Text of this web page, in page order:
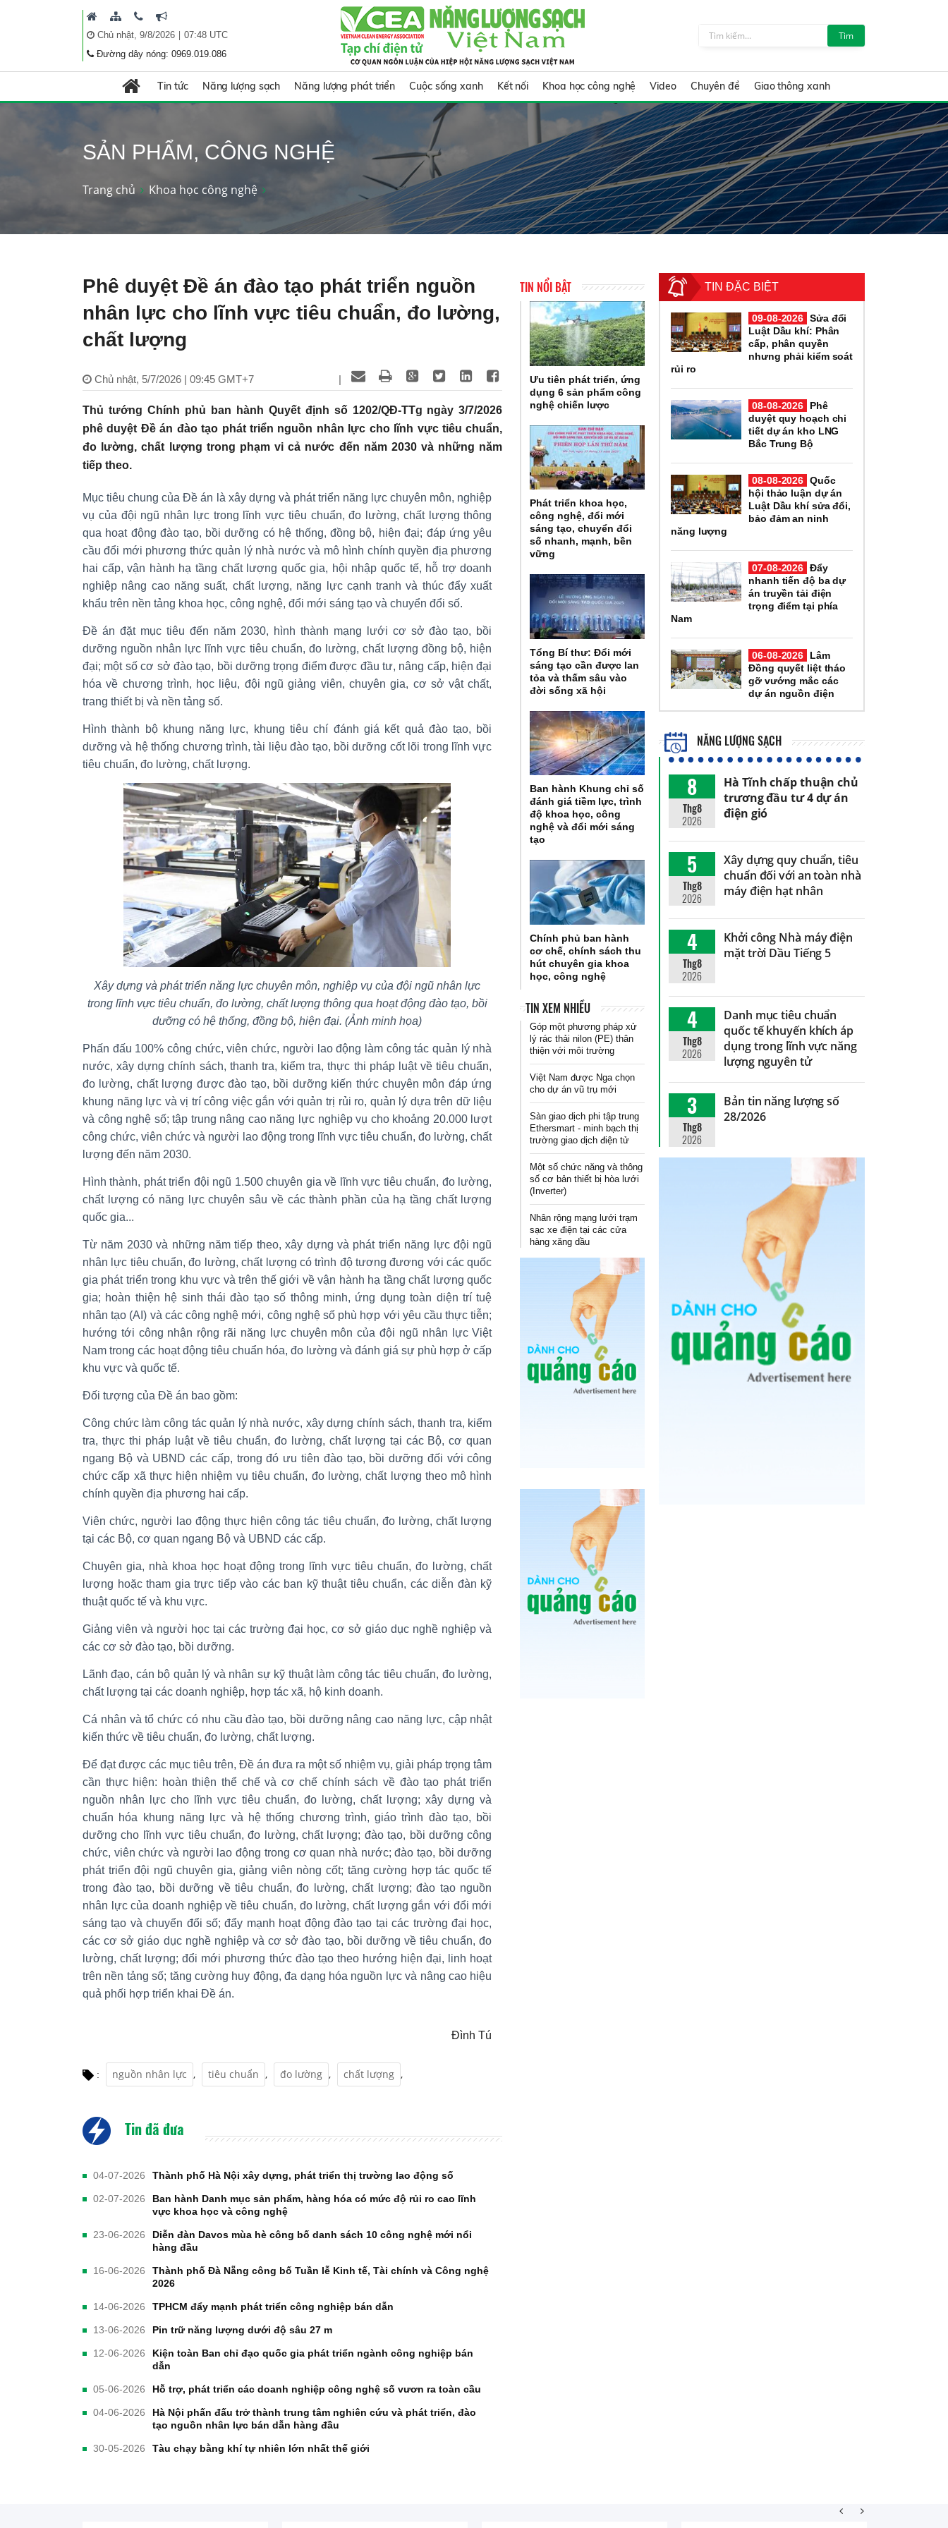
Chủ nhật, 9/8/2026| 07:48 UTC
Đường dây nóng: 0969.019.086
Tìm
Tin tức Năng lượng sạch Năng lượng phát triển Cuộc sống xanh Kết nối Khoa học công nghệ Video Chuyên đề Giao thông xanh
SẢN PHẨM, CÔNG NGHỆ
Trang chủ Khoa học công nghệ
Phê duyệt Đề án đào tạo phát triển nguồn
nhân lực cho lĩnh vực tiêu chuẩn, đo lường,
chất lượng
Chủ nhật, 5/7/2026 | 09:45 GMT+7 |
Thủ tướng Chính phủ ban hành Quyết định số 1202/QĐ-TTg ngày 3/7/2026
phê duyệt Đề án đào tạo phát triển nguồn nhân lực cho lĩnh vực tiêu chuẩn,
đo lường, chất lượng trong phạm vi cả nước đến năm 2030 và những năm
tiếp theo.
Mục tiêu chung của Đề án là xây dựng và phát triển năng lực chuyên môn, nghiệp
vụ của đội ngũ nhân lực trong lĩnh vực tiêu chuẩn, đo lường, chất lượng thông
qua hoạt động đào tạo, bồi dưỡng có hệ thống, đồng bộ, hiện đại; đáp ứng yêu
cầu đổi mới phương thức quản lý nhà nước và mô hình chính quyền địa phương
hai cấp, vận hành hạ tầng chất lượng quốc gia, hội nhập quốc tế, hỗ trợ doanh
nghiệp nâng cao năng suất, chất lượng, năng lực cạnh tranh và thúc đẩy xuất
khẩu trên nền tảng khoa học, công nghệ, đổi mới sáng tạo và chuyển đổi số.
Đề án đặt mục tiêu đến năm 2030, hình thành mạng lưới cơ sở đào tạo, bồi
dưỡng nguồn nhân lực lĩnh vực tiêu chuẩn, đo lường, chất lượng đồng bộ, hiện
đại; một số cơ sở đào tạo, bồi dưỡng trọng điểm được đầu tư, nâng cấp, hiện đại
hóa về chương trình, học liệu, đội ngũ giảng viên, chuyên gia, cơ sở vật chất,
trang thiết bị và nền tảng số.
Hình thành bộ khung năng lực, khung tiêu chí đánh giá kết quả đào tạo, bồi
dưỡng và hệ thống chương trình, tài liệu đào tạo, bồi dưỡng cốt lõi trong lĩnh vực
tiêu chuẩn, đo lường, chất lượng.
Xây dựng và phát triển năng lực chuyên môn, nghiệp vụ của đội ngũ nhân lực
trong lĩnh vực tiêu chuẩn, đo lường, chất lượng thông qua hoạt động đào tạo, bồi
dưỡng có hệ thống, đồng bộ, hiện đại. (Ảnh minh họa)
Phấn đấu 100% công chức, viên chức, người lao động làm công tác quản lý nhà
nước, xây dựng chính sách, thanh tra, kiểm tra, thực thi pháp luật về tiêu chuẩn,
đo lường, chất lượng được đào tạo, bồi dưỡng kiến thức chuyên môn đáp ứng
khung năng lực và vị trí công việc gắn với quản trị rủi ro, quản lý dựa trên dữ liệu
và công nghệ số; tập trung nâng cao năng lực nghiệp vụ cho khoảng 20.000 lượt
công chức, viên chức và người lao động trong lĩnh vực tiêu chuẩn, đo lường, chất
lượng đến năm 2030.
Hình thành, phát triển đội ngũ 1.500 chuyên gia về lĩnh vực tiêu chuẩn, đo lường,
chất lượng có năng lực chuyên sâu về các thành phần của hạ tầng chất lượng
quốc gia...
Từ năm 2030 và những năm tiếp theo, xây dựng và phát triển năng lực đội ngũ
nhân lực tiêu chuẩn, đo lường, chất lượng có trình độ tương đương với các quốc
gia phát triển trong khu vực và trên thế giới về vận hành hạ tầng chất lượng quốc
gia; hoàn thiện hệ sinh thái đào tạo số thông minh, ứng dụng toàn diện trí tuệ
nhân tạo (AI) và các công nghệ mới, công nghệ số phù hợp với yêu cầu thực tiễn;
hướng tới công nhận rộng rãi năng lực chuyên môn của đội ngũ nhân lực Việt
Nam trong các hoạt động tiêu chuẩn hóa, đo lường và đánh giá sự phù hợp ở cấp
khu vực và quốc tế.
Đối tượng của Đề án bao gồm:
Công chức làm công tác quản lý nhà nước, xây dựng chính sách, thanh tra, kiểm
tra, thực thi pháp luật về tiêu chuẩn, đo lường, chất lượng tại các Bộ, cơ quan
ngang Bộ và UBND các cấp, trong đó ưu tiên đào tạo, bồi dưỡng đối với công
chức cấp xã thực hiện nhiệm vụ tiêu chuẩn, đo lường, chất lượng theo mô hình
chính quyền địa phương hai cấp.
Viên chức, người lao động thực hiện công tác tiêu chuẩn, đo lường, chất lượng
tại các Bộ, cơ quan ngang Bộ và UBND các cấp.
Chuyên gia, nhà khoa học hoạt động trong lĩnh vực tiêu chuẩn, đo lường, chất
lượng hoặc tham gia trực tiếp vào các ban kỹ thuật tiêu chuẩn, các diễn đàn kỹ
thuật quốc tế và khu vực.
Giảng viên và người học tại các trường đại học, cơ sở giáo dục nghề nghiệp và
các cơ sở đào tạo, bồi dưỡng.
Lãnh đạo, cán bộ quản lý và nhân sự kỹ thuật làm công tác tiêu chuẩn, đo lường,
chất lượng tại các doanh nghiệp, hợp tác xã, hộ kinh doanh.
Cá nhân và tổ chức có nhu cầu đào tạo, bồi dưỡng nâng cao năng lực, cập nhật
kiến thức về tiêu chuẩn, đo lường, chất lượng.
Để đạt được các mục tiêu trên, Đề án đưa ra một số nhiệm vụ, giải pháp trọng tâm
cần thực hiện: hoàn thiện thể chế và cơ chế chính sách về đào tạo phát triển
nguồn nhân lực cho lĩnh vực tiêu chuẩn, đo lường, chất lượng; xây dựng và
chuẩn hóa khung năng lực và hệ thống chương trình, giáo trình đào tạo, bồi
dưỡng cho lĩnh vực tiêu chuẩn, đo lường, chất lượng; đào tạo, bồi dưỡng công
chức, viên chức và người lao động trong cơ quan nhà nước; đào tạo, bồi dưỡng
phát triển đội ngũ chuyên gia, giảng viên nòng cốt; tăng cường hợp tác quốc tế
trong đào tạo, bồi dưỡng về tiêu chuẩn, đo lường, chất lượng; đào tạo nguồn
nhân lực của doanh nghiệp về tiêu chuẩn, đo lường, chất lượng gắn với đổi mới
sáng tạo và chuyển đổi số; đẩy mạnh hoạt động đào tạo tại các trường đại học,
các cơ sở giáo dục nghề nghiệp và cơ sở đào tạo, bồi dưỡng về tiêu chuẩn, đo
lường, chất lượng; đổi mới phương thức đào tạo theo hướng hiện đại, linh hoạt
trên nền tảng số; tăng cường huy động, đa dạng hóa nguồn lực và nâng cao hiệu
quả phối hợp triển khai Đề án.
Đình Tú
: nguồn nhân lực , tiêu chuẩn , đo lường , chất lượng ,
Tin đã đưa
04-07-2026 Thành phố Hà Nội xây dựng, phát triển thị trường lao động số
02-07-2026
Ban hành Danh mục sản phẩm, hàng hóa có mức độ rủi ro cao lĩnh
vực khoa học và công nghệ
23-06-2026
Diễn đàn Davos mùa hè công bố danh sách 10 công nghệ mới nổi
hàng đầu
16-06-2026
Thành phố Đà Nẵng công bố Tuần lễ Kinh tế, Tài chính và Công nghệ
2026
14-06-2026 TPHCM đẩy mạnh phát triển công nghiệp bán dẫn
13-06-2026 Pin trữ năng lượng dưới độ sâu 27 m
12-06-2026
Kiện toàn Ban chỉ đạo quốc gia phát triển ngành công nghiệp bán
dẫn
05-06-2026 Hỗ trợ, phát triển các doanh nghiệp công nghệ số vươn ra toàn cầu
04-06-2026
Hà Nội phấn đấu trở thành trung tâm nghiên cứu và phát triển, đào
tạo nguồn nhân lực bán dẫn hàng đầu
30-05-2026 Tàu chạy bằng khí tự nhiên lớn nhất thế giới
TIN NỔI BẬT
Ưu tiên phát triển, ứng
dụng 6 sản phẩm công
nghệ chiến lược
Phát triển khoa học,
công nghệ, đổi mới
sáng tạo, chuyển đổi
số nhanh, mạnh, bền
vững
Tổng Bí thư: Đổi mới
sáng tạo cần được lan
tỏa và thấm sâu vào
đời sống xã hội
Ban hành Khung chỉ số
đánh giá tiềm lực, trình
độ khoa học, công
nghệ và đổi mới sáng
tạo
Chính phủ ban hành
cơ chế, chính sách thu
hút chuyên gia khoa
học, công nghệ
TIN XEM NHIỀU
Góp một phương pháp xử
lý rác thải nilon (PE) thân
thiện với môi trường
Việt Nam được Nga chọn
cho dự án vũ trụ mới
Sàn giao dịch phi tập trung
Ethersmart - minh bạch thị
trường giao dịch điện tử
Một số chức năng và thông
số cơ bản thiết bị hòa lưới
(Inverter)
Nhân rộng mạng lưới trạm
sạc xe điện tại các cửa
hàng xăng dầu
TIN ĐẶC BIỆT
09-08-2026 Sửa đổi
Luật Dầu khí: Phân
cấp, phân quyền
nhưng phải kiểm soát
rủi ro
08-08-2026
Phê
duyệt quy hoạch chi
tiết dự án kho LNG
Bắc Trung Bộ
08-08-2026 Quốc
hội thảo luận dự án
Luật Dầu khí sửa đổi,
bảo đảm an ninh
năng lượng
07-08-2026 Đẩy
nhanh tiến độ ba dự
án truyền tải điện
trọng điểm tại phía
Nam
06-08-2026
Lâm
Đồng quyết liệt tháo
gỡ vướng mắc các
dự án nguồn điện
NĂNG LƯỢNG SẠCH
8
Thg8
2026
Hà Tĩnh chấp thuận chủ
trương đầu tư 4 dự án
điện gió
5
Thg8
2026
Xây dựng quy chuẩn, tiêu
chuẩn đối với an toàn nhà
máy điện hạt nhân
4
Thg8
2026
Khởi công Nhà máy điện
mặt trời Dầu Tiếng 5
4
Thg8
2026
Danh mục tiêu chuẩn
quốc tế khuyến khích áp
dụng trong lĩnh vực năng
lượng nguyên tử
3
Thg8
2026
Bản tin năng lượng số
28/2026